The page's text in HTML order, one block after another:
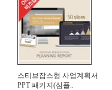
스티브잡스형 사업계획서
PPT 패키지(심플..